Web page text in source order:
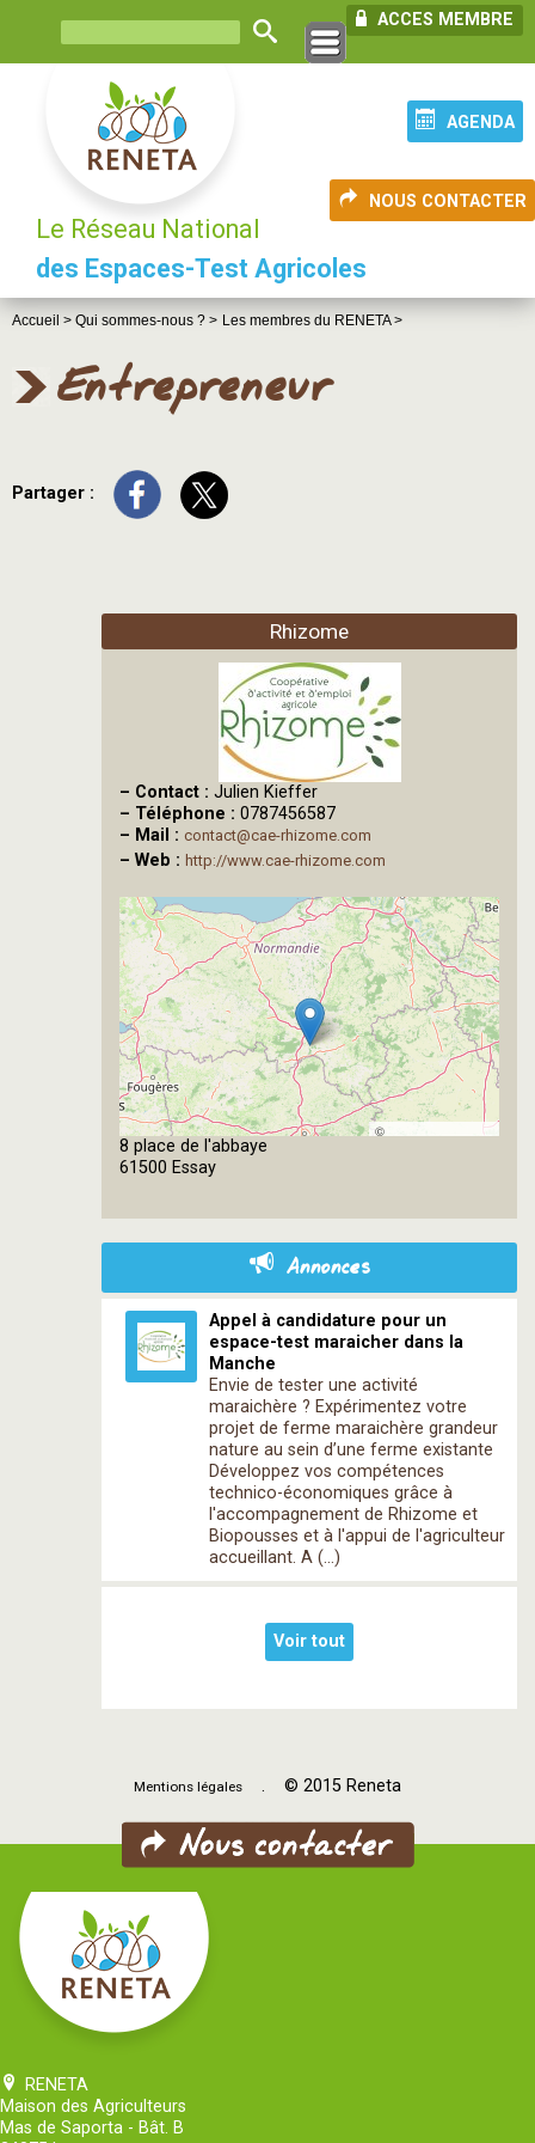
ACCES MEMBRE
AGENDA
NOUS CONTACTER
Le Réseau National
des Espaces-Test Agricoles
Accueil > Qui sommes-nous ? > Les membres du RENETA >
Entrepreneur
Partager :
Rhizome
– Contact : Julien Kieffer
– Téléphone : 0787456587
– Mail : contact@cae-rhizome.com
– Web : http://www.cae-rhizome.com
©
8 place de l'abbaye
61500 Essay
Annonces
Appel à candidature pour un
espace-test maraicher dans la
Manche
Envie de tester une activité
maraichère ? Expérimentez votre
projet de ferme maraichère grandeur
nature au sein d’une ferme existante
Développez vos compétences
technico-économiques grâce à
l'accompagnement de Rhizome et
Biopousses et à l'appui de l'agriculteur
accueillant. A (…)
Voir tout
Mentions légales . © 2015 Reneta
RENETA
Maison des Agriculteurs
Mas de Saporta - Bât. B